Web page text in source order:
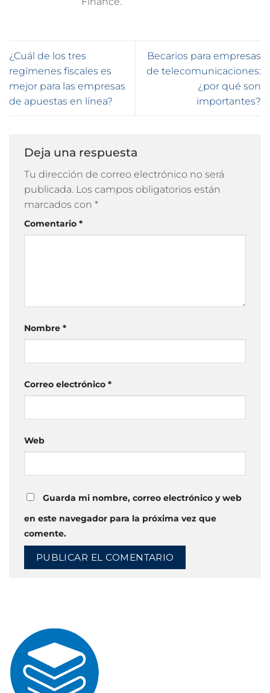
¿Cuál de los tres
regímenes fiscales es
mejor para las empresas
de apuestas en línea?
Becarios para empresas
de telecomunicaciones:
¿por qué son
importantes?
Deja una respuesta
Tu dirección de correo electrónico no será
publicada. Los campos obligatorios están
marcados con *
Comentario *
Nombre *
Correo electrónico *
Web
Guarda mi nombre, correo electrónico y web
en este navegador para la próxima vez que
comente.